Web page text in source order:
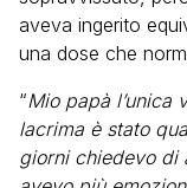
aveva ingerito
una dose che
“Mio papà l’unica
lacrima è stato
giorni chiedevo di